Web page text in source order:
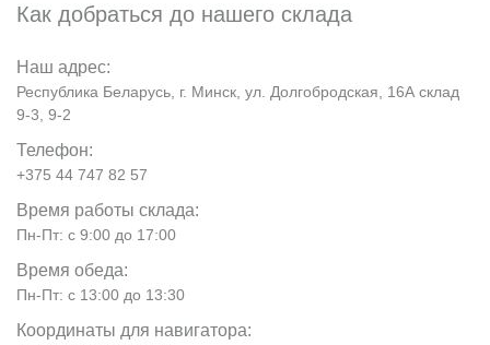
Как добраться до нашего склада
Наш адрес:
Республика Беларусь, г. Минск, ул. Долгобродская, 16А склад
9-3, 9-2
Телефон:
+375 44 747 82 57
Время работы склада:
Пн-Пт: с 9:00 до 17:00
Время обеда:
Пн-Пт: с 13:00 до 13:30
Координаты для навигатора: